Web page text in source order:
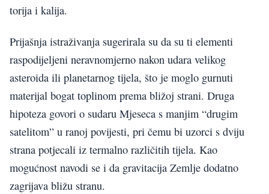
torija i kalija.
Prijašnja istraživanja sugerirala su da su ti elementi
raspodijeljeni neravnomjerno nakon udara velikog
asteroida ili planetarnog tijela, što je moglo gurnuti
materijal bogat toplinom prema bližoj strani. Druga
hipoteza govori o sudaru Mjeseca s manjim “drugim
satelitom” u ranoj povijesti, pri čemu bi uzorci s dviju
strana potjecali iz termalno različitih tijela. Kao
mogućnost navodi se i da gravitacija Zemlje dodatno
zagrijava bližu stranu.